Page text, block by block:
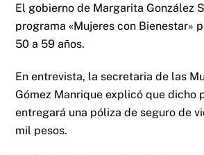
El gobierno de Margarita González
programa «Mujeres con Bienestar»
50 a 59 años.
En entrevista, la secretaria de las
Gómez Manrique explicó que dicho
entregará una póliza de seguro de
mil pesos.